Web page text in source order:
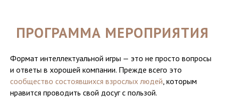
ПРОГРАММА МЕРОПРИЯТИЯ
Формат интеллектуальной игры — это не просто вопросы
и ответы в хорошей компании. Прежде всего это
сообщество состоявшихся взрослых людей, которым
нравится проводить свой досуг с пользой.